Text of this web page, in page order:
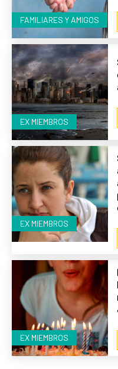
FAMILIARES Y AMIGOS
EX MIEMBROS
EX MIEMBROS
EX MIEMBROS